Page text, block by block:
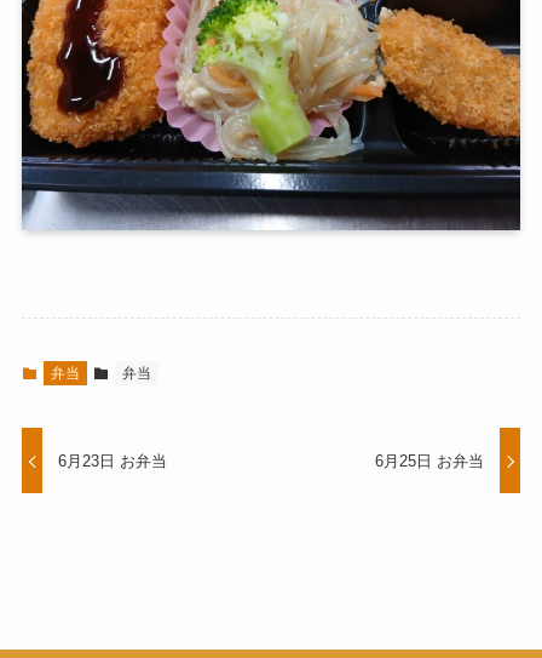
弁当 弁当
6月23日 お弁当 6月25日 お弁当